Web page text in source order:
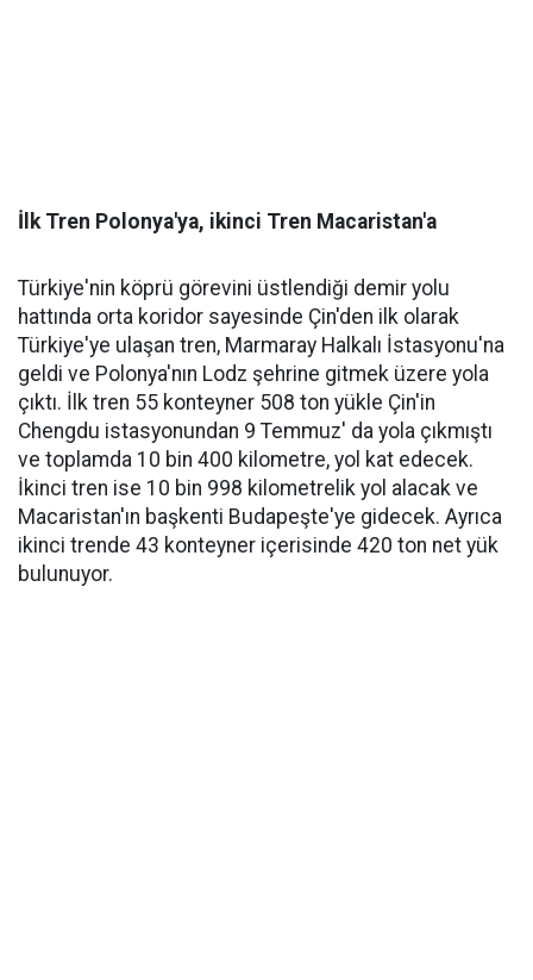
İlk Tren Polonya'ya, ikinci Tren Macaristan'a
Türkiye'nin köprü görevini üstlendiği demir yolu
hattında orta koridor sayesinde Çin'den ilk olarak
Türkiye'ye ulaşan tren, Marmaray Halkalı İstasyonu'na
geldi ve Polonya'nın Lodz şehrine gitmek üzere yola
çıktı. İlk tren 55 konteyner 508 ton yükle Çin'in
Chengdu istasyonundan 9 Temmuz' da yola çıkmıştı
ve toplamda 10 bin 400 kilometre, yol kat edecek.
İkinci tren ise 10 bin 998 kilometrelik yol alacak ve
Macaristan'ın başkenti Budapeşte'ye gidecek. Ayrıca
ikinci trende 43 konteyner içerisinde 420 ton net yük
bulunuyor.